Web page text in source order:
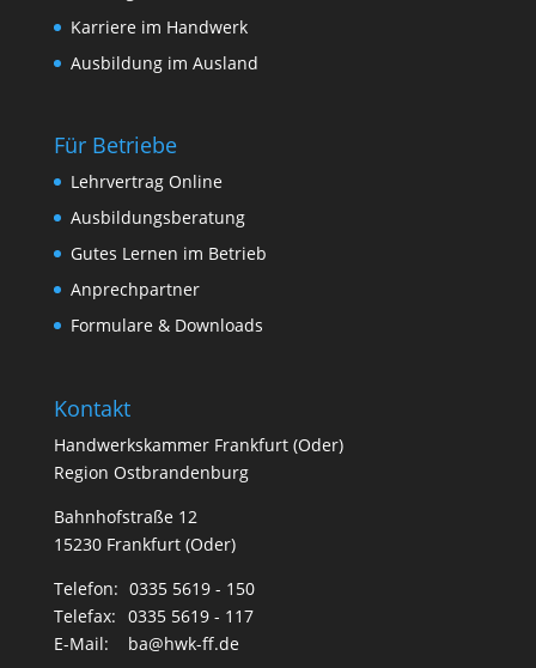
Karriere im Handwerk
Ausbildung im Ausland
Für Betriebe
Lehrvertrag Online
Ausbildungsberatung
Gutes Lernen im Betrieb
Anprechpartner
Formulare & Downloads
Kontakt
Handwerkskammer Frankfurt (Oder)
Region Ostbrandenburg
Bahnhofstraße 12
15230 Frankfurt (Oder)
Telefon: 0335 5619 - 150
Telefax: 0335 5619 - 117
E-Mail:
ba@hwk-ff.de